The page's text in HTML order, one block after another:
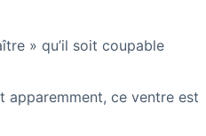
» qu’il soit coupable
apparemment, ce ventre est